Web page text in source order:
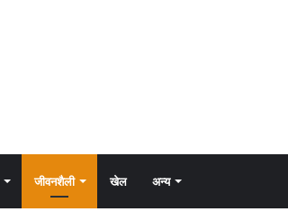
जीवनशैली खेल अन्य